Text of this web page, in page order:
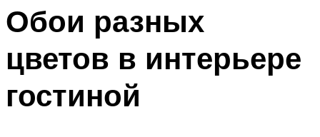
Обои разных
цветов в интерьере
гостиной